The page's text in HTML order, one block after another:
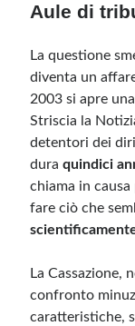
Aule di
La questione
diventa un
2003 si apre
Striscia la
detentori dei
duraquindici
chiama in
fare ciò che
La Cassazione,
confronto
caratteristiche,